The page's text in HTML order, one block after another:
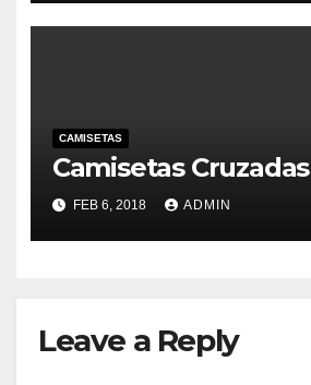
CAMISETAS
Camisetas Cruzadas
FEB 6, 2018 ADMIN
Leave a Reply